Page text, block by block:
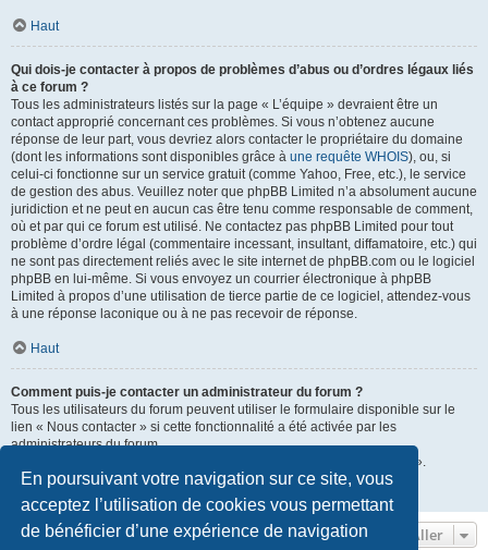
En poursuivant votre navigation sur ce site, vous
acceptez l’utilisation de cookies vous permettant
de bénéficier d’une expérience de navigation
Haut
Qui dois-je contacter à propos de problèmes d’abus ou d’ordres légaux liés
à ce forum ?
Tous les administrateurs listés sur la page « L’équipe » devraient être un
contact approprié concernant ces problèmes. Si vous n’obtenez aucune
réponse de leur part, vous devriez alors contacter le propriétaire du domaine
(dont les informations sont disponibles grâce à une requête WHOIS), ou, si
celui-ci fonctionne sur un service gratuit (comme Yahoo, Free, etc.), le service
de gestion des abus. Veuillez noter que phpBB Limited n’a absolument aucune
juridiction et ne peut en aucun cas être tenu comme responsable de comment,
où et par qui ce forum est utilisé. Ne contactez pas phpBB Limited pour tout
problème d’ordre légal (commentaire incessant, insultant, diffamatoire, etc.) qui
ne sont pas directement reliés avec le site internet de phpBB.com ou le logiciel
phpBB en lui-même. Si vous envoyez un courrier électronique à phpBB
Limited à propos d’une utilisation de tierce partie de ce logiciel, attendez-vous
à une réponse laconique ou à ne pas recevoir de réponse.
Haut
Comment puis-je contacter un administrateur du forum ?
Tous les utilisateurs du forum peuvent utiliser le formulaire disponible sur le
lien « Nous contacter » si cette fonctionnalité a été activée par les
administrateurs du forum.
Les membres du forum peuvent également utiliser le lien « L’équipe ».
Aller